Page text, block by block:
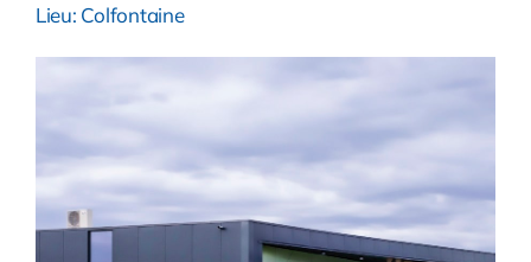
Lieu: Colfontaine